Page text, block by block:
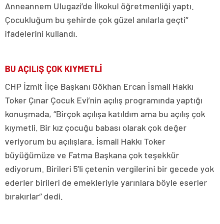
Anneannem Ulugazi’de İlkokul öğretmenliği yaptı.
Çocukluğum bu şehirde çok güzel anılarla geçti”
ifadelerini kullandı.
BU AÇILIŞ ÇOK KIYMETLİ
CHP İzmit İlçe Başkanı Gökhan Ercan İsmail Hakkı
Toker Çınar Çocuk Evi’nin açılış programında yaptığı
konuşmada, “Birçok açılışa katıldım ama bu açılış çok
kıymetli. Bir kız çocuğu babası olarak çok değer
veriyorum bu açılışlara. İsmail Hakkı Toker
büyüğümüze ve Fatma Başkana çok teşekkür
ediyorum. Birileri 5’li çetenin vergilerini bir gecede yok
ederler birileri de emekleriyle yarınlara böyle eserler
bırakırlar” dedi.